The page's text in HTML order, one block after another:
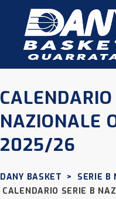
NAZIONALE
2025/26
DANY BASKET > SERIE B
CALENDARIO SERIE B